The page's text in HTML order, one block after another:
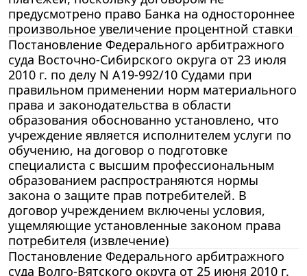
предусмотрено право Банка на одностороннее
произвольное увеличение процентной ставки
Постановление Федерального арбитражного
суда Восточно-Сибирского округа от 23 июля
2010 г. по делу N А19-992/10 Судами при
правильном применении норм материального
права и законодательства в области
образования обоснованно установлено, что
учреждение является исполнителем услуги по
обучению, на договор о подготовке
специалиста с высшим профессиональным
образованием распространяются нормы
закона о защите прав потребителей. В
договор учреждением включены условия,
ущемляющие установленные законом права
потребителя (извлечение)
Постановление Федерального арбитражного
суда Волго-Вятского округа от 25 июня 2010 г.